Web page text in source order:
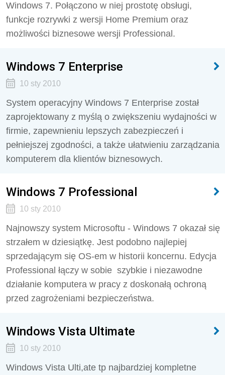
Windows 7. Połączono w niej prostotę obsługi,
funkcje rozrywki z wersji Home Premium oraz
możliwości biznesowe wersji Professional.
Windows 7 Enterprise
10 sty 2010
System operacyjny Windows 7 Enterprise został
zaprojektowany z myślą o zwiększeniu wydajności w
firmie, zapewnieniu lepszych zabezpieczeń i
pełniejszej zgodności, a także ułatwieniu zarządzania
komputerem dla klientów biznesowych.
Windows 7 Professional
10 sty 2010
Najnowszy system Microsoftu - Windows 7 okazał się
strzałem w dziesiątkę. Jest podobno najlepiej
sprzedającym się OS-em w historii koncernu. Edycja
Professional łączy w sobie szybkie i niezawodne
działanie komputera w pracy z doskonałą ochroną
przed zagrożeniami bezpieczeństwa.
Windows Vista Ultimate
10 sty 2010
Windows Vista Ulti,ate tp najbardziej kompletne